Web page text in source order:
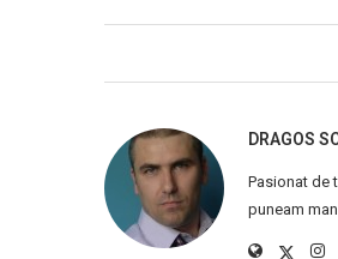
DRAGOS
Pasionat de
puneam